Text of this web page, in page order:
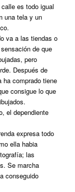
es todo igual
una tela y un
va a las tiendas o
de que
pero
Después de
ha comprado tiene
consigue lo que
el dependiente
expresa todo
ella habia
las
Se marcha
conseguido